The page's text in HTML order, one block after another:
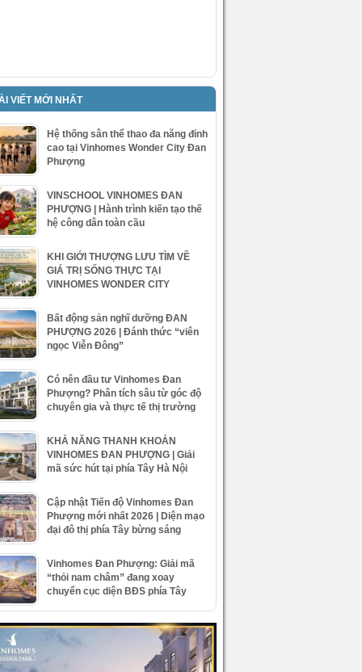
VIẾT MỚI NHẤT
Hệ thống sân thể thao đa năng đỉnh
cao tại Vinhomes Wonder City Đan
Phượng
VINSCHOOL VINHOMES ĐAN
PHƯỢNG | Hành trình kiến tạo thế
hệ công dân toàn cầu
KHI GIỚI THƯỢNG LƯU TÌM VỀ
GIÁ TRỊ SỐNG THỰC TẠI
VINHOMES WONDER CITY
Bất động sản nghĩ dưỡng ĐAN
PHƯỢNG 2026 | Đánh thức “viên
ngọc Viễn Đông”
Có nên đầu tư Vinhomes Đan
Phượng? Phân tích sâu từ góc độ
chuyên gia và thực tế thị trường
KHẢ NĂNG THANH KHOẢN
VINHOMES ĐAN PHƯỢNG | Giải
mã sức hút tại phía Tây Hà Nội
Cập nhật Tiến độ Vinhomes Đan
Phượng mới nhất 2026 | Diện mạo
đại đô thị phía Tây bừng sáng
Vinhomes Đan Phượng: Giải mã
“thỏi nam châm” đang xoay
chuyển cục diện BĐS phía Tây